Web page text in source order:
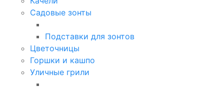
Садовые зонты
Подставки для зонтов
Цветочницы
Горшки и кашпо
Уличные грили